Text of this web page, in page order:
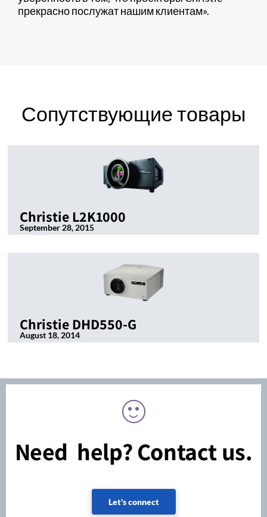
прекрасно послужат нашим клиентам».
Сопутствующие товары
Christie L2K1000
September 28, 2015
Christie DHD550-G
August 18, 2014
Need help? Contact us.
Let's connect